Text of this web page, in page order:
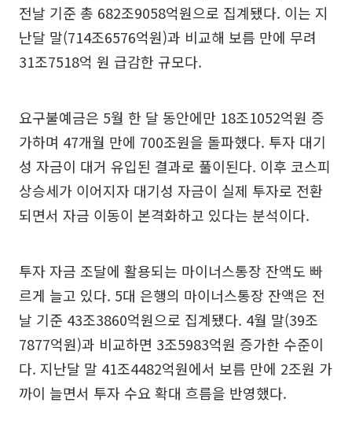
전날 기준 총 682조9058억원으로 집계됐다. 이는 지
난달 말(714조6576억원)과 비교해 보름 만에 무려
31조7518억 원 급감한 규모다.
요구불예금은 5월 한 달 동안에만 18조1052억원 증
가하며 47개월 만에 700조원을 돌파했다. 투자 대기
성 자금이 대거 유입된 결과로 풀이된다. 이후 코스피
상승세가 이어지자 대기성 자금이 실제 투자로 전환
되면서 자금 이동이 본격화하고 있다는 분석이다.
투자 자금 조달에 활용되는 마이너스통장 잔액도 빠
르게 늘고 있다. 5대 은행의 마이너스통장 잔액은 전
날 기준 43조3860억원으로 집계됐다. 4월 말(39조
7877억원)과 비교하면 3조5983억원 증가한 수준이
다. 지난달 말 41조4482억원에서 보름 만에 2조원 가
까이 늘면서 투자 수요 확대 흐름을 반영했다.